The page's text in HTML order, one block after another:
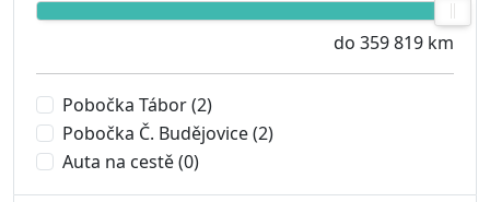
do 359 819 km
Pobočka Tábor(2)
Pobočka Č. Budějovice(2)
Auta na cestě(0)